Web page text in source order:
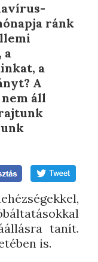
ránk
a
a
A
áll
tanít.
is.